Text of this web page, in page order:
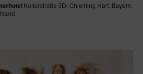
Kellerstraße 5D, Chieming Hart, Bayern,